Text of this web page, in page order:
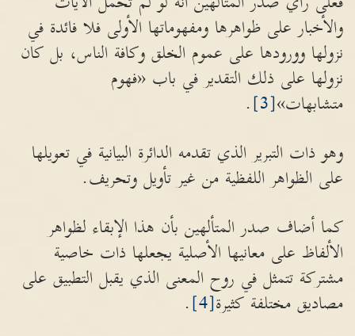
والأخبار على ظواهرها ومفهوماتها الأولى فلا فائدة في
نزولها وورودها على عموم الخلق وكافة الناس، بل كان
نزولها على ذلك التقدير في باب «فهوم
متشابهات»[3]
.
وهو ذات التبرير الذي تقدمه الدائرة البيانية في تعويلها
على الظواهر اللفظية من غير تأويل وتحريف.
كما أضاف صدر المتألهين بأن هذا الإبقاء لظواهر
الألفاظ على معانيها الأصلية يجعلها ذات خاصية
مشتركة تتمثل في روح المعنى الذي يقبل التطبيق على
مصاديق مختلفة كثيرة[4]
.